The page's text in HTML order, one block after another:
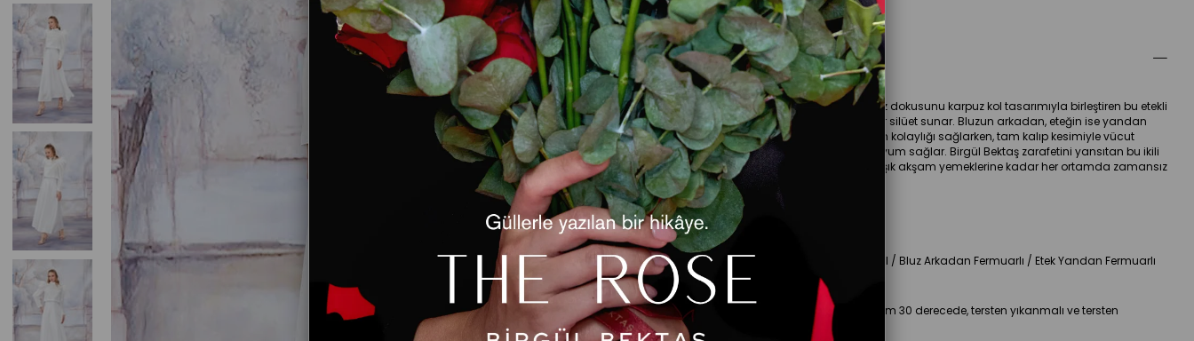
Ürün Özellikleri
Saten kumaşın pürüzsüz dokusunu karpuz kol tasarımıyla birleştiren bu etekli
takım, modern ve asil bir silüet sunar. Bluzun arkadan, eteğin ise yandan
fermuarlı yapısı kullanım kolaylığı sağlarken, tam kalıp kesimiyle vücut
hatlarına kusursuz bir uyum sağlar. Birgül Bektaş zarafetini yansıtan bu ikili
takım, özel davetlerden şık akşam yemeklerine kadar her ortamda zamansız
bir şıklık vadediyor.
Karpuz Kol / Bluz Arkadan Fermuarlı / Etek Yandan Fermuarlı
Kalıp: Tam Kalıp
Bakım: Maksimum 30 derecede, tersten yıkanmalı ve tersten
ütülenmelidir.